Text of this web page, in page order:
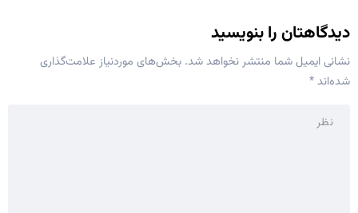
دیدگاهتان را بنویسید
نشانی ایمیل شما منتشر نخواهد شد. بخش‌های موردنیاز علامت‌گذاری
شده‌اند*